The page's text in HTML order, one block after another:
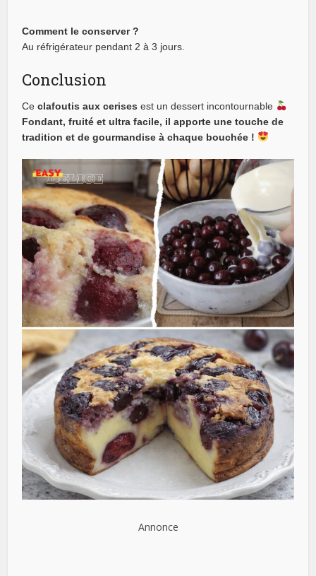
Comment le conserver ?
Au réfrigérateur pendant 2 à 3 jours.
Conclusion
Ceclafoutis aux cerises est un dessert incontournable
Fondant, fruité et ultra facile, il apporte une touche de
tradition et de gourmandise à chaque bouchée !
Annonce